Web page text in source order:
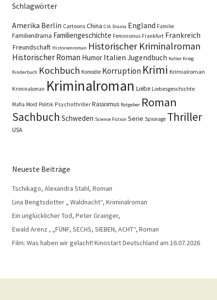
Schlagwörter
Amerika Berlin Cartoons China CIA Drama England Familie
Familiendrama Familiengeschichte Feminismus Frankfurt Frankreich
Freundschaft Historienroman Historischer Kriminalroman
Historischer Roman Humor Italien Jugendbuch Kalter Krieg
Kinderbuch Kochbuch Komödie Korruption Krimi Krimialroman
Kriminaloman Kriminalroman Liebe Liebesgeschichte
Mafia Mord Politik Psychothriller Rassismus Ratgeber Roman
Sachbuch Schweden Science Fiction Serie Spionage Thriller
USA
Neueste Beiträge
Tschikago, Alexandra Stahl, Roman
Lina Bengtsdotter „ Waldnacht“, Kriminalroman
Ein unglücklicher Tod, Peter Grainger,
Ewald Arenz , „FÜNF, SECHS, SIEBEN, ACHT“, Roman
Film: Was haben wir gelacht! Kinostart Deutschland am 16.07.2026